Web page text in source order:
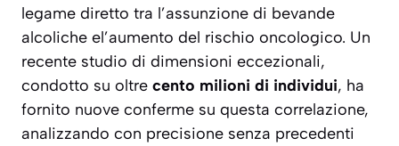
legame diretto tra l’assunzione di bevande
alcoliche el’aumento del rischio oncologico. Un
recente studio di dimensioni eccezionali,
condotto su oltre cento milioni di individui, ha
fornito nuove conferme su questa correlazione,
analizzando con precisione senza precedenti